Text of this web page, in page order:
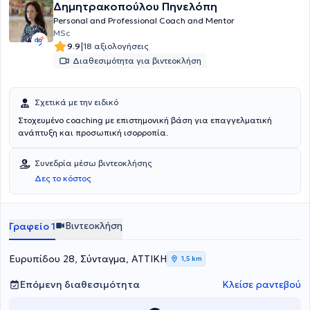
Δημητρακοπούλου Πηνελόπη
Personal and Professional Coach and Mentor
MSc
9.9|18 αξιολογήσεις
Διαθεσιμότητα για βιντεοκλήση
Σχετικά με την ειδικό
Στοχευμένο coaching με επιστημονική βάση για επαγγελματική
ανάπτυξη και προσωπική ισορροπία.
Συνεδρία μέσω βιντεοκλήσης
Δες το κόστος
Γραφείο 1 Βιντεοκλήση
Ευρυπίδου 28, Σύνταγμα, ΑΤΤΙΚΗ 1,5 km
Επόμενη διαθεσιμότητα Κλείσε ραντεβού